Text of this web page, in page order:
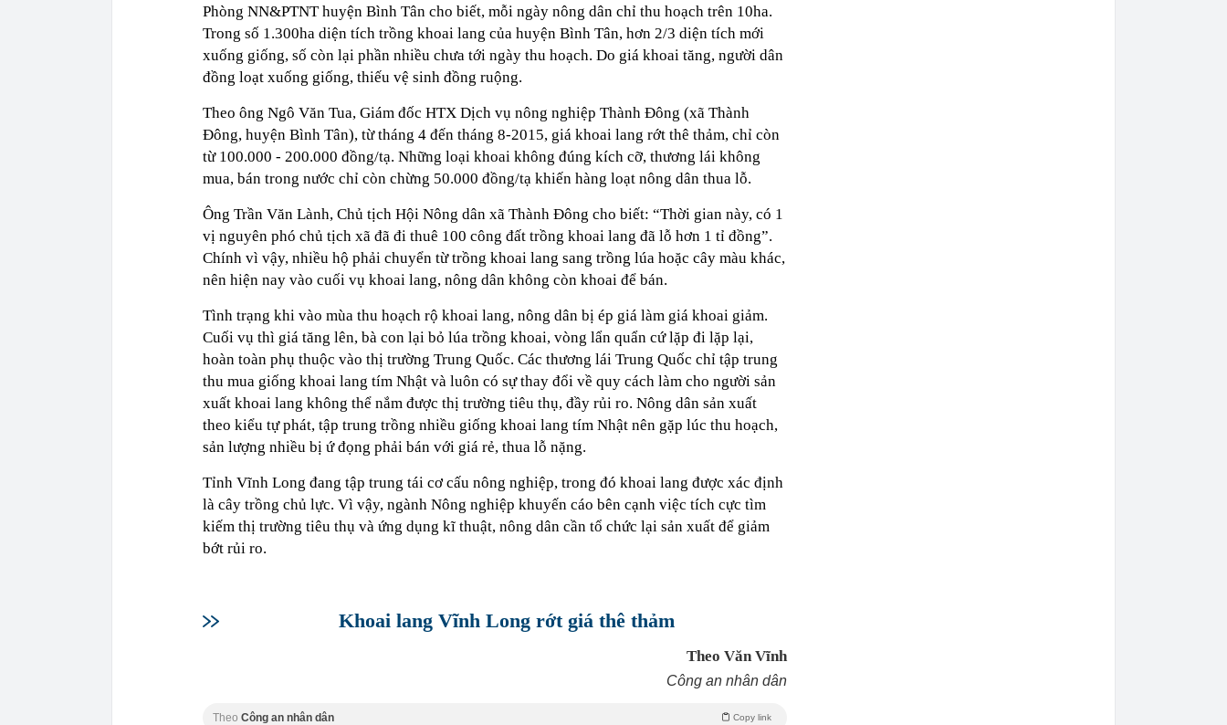
Phòng NN&PTNT huyện Bình Tân cho biết, mỗi ngày nông dân chỉ thu hoạch trên 10ha.
Trong số 1.300ha diện tích trồng khoai lang của huyện Bình Tân, hơn 2/3 diện tích mới
xuống giống, số còn lại phần nhiều chưa tới ngày thu hoạch. Do giá khoai tăng, người dân
đồng loạt xuống giống, thiếu vệ sinh đồng ruộng.
Theo ông Ngô Văn Tua, Giám đốc HTX Dịch vụ nông nghiệp Thành Đông (xã Thành
Đông, huyện Bình Tân), từ tháng 4 đến tháng 8-2015, giá khoai lang rớt thê thảm, chỉ còn
từ 100.000 - 200.000 đồng/tạ. Những loại khoai không đúng kích cỡ, thương lái không
mua, bán trong nước chỉ còn chừng 50.000 đồng/tạ khiến hàng loạt nông dân thua lỗ.
Ông Trần Văn Lành, Chủ tịch Hội Nông dân xã Thành Đông cho biết: “Thời gian này, có 1
vị nguyên phó chủ tịch xã đã đi thuê 100 công đất trồng khoai lang đã lỗ hơn 1 tỉ đồng”.
Chính vì vậy, nhiều hộ phải chuyển từ trồng khoai lang sang trồng lúa hoặc cây màu khác,
nên hiện nay vào cuối vụ khoai lang, nông dân không còn khoai để bán.
Tình trạng khi vào mùa thu hoạch rộ khoai lang, nông dân bị ép giá làm giá khoai giảm.
Cuối vụ thì giá tăng lên, bà con lại bỏ lúa trồng khoai, vòng lẩn quẩn cứ lặp đi lặp lại,
hoàn toàn phụ thuộc vào thị trường Trung Quốc. Các thương lái Trung Quốc chỉ tập trung
thu mua giống khoai lang tím Nhật và luôn có sự thay đổi về quy cách làm cho người sản
xuất khoai lang không thể nắm được thị trường tiêu thụ, đầy rủi ro. Nông dân sản xuất
theo kiểu tự phát, tập trung trồng nhiều giống khoai lang tím Nhật nên gặp lúc thu hoạch,
sản lượng nhiều bị ứ đọng phải bán với giá rẻ, thua lỗ nặng.
Tỉnh Vĩnh Long đang tập trung tái cơ cấu nông nghiệp, trong đó khoai lang được xác định
là cây trồng chủ lực. Vì vậy, ngành Nông nghiệp khuyến cáo bên cạnh việc tích cực tìm
kiếm thị trường tiêu thụ và ứng dụng kĩ thuật, nông dân cần tổ chức lại sản xuất để giảm
bớt rủi ro.
Khoai lang Vĩnh Long rớt giá thê thảm
Theo Văn Vĩnh
Công an nhân dân
Theo Công an nhân dân Copy link